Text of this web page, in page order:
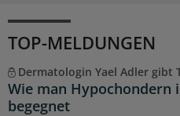
TOP-MELDUNGEN
Dermatologin Yael Adler gibt
Wie man Hypochondern
begegnet